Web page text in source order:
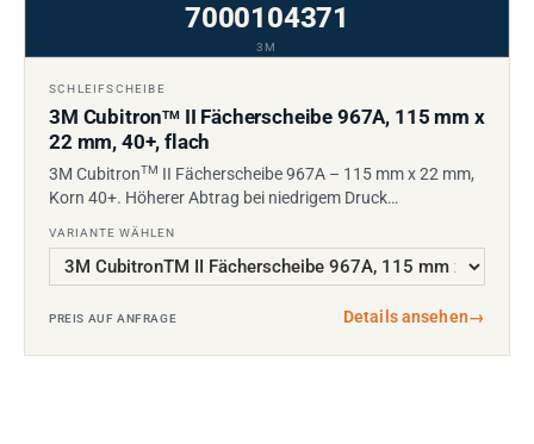
7000104371
3M
SCHLEIFSCHEIBE
3M CubitronTMII Fächerscheibe 967A, 115 mm x
22 mm, 40+, flach
3M CubitronTM II Fächerscheibe 967A – 115 mm x 22 mm,
Korn 40+. Höherer Abtrag bei niedrigem Druck…
VARIANTE WÄHLEN
PREIS AUF ANFRAGE Details ansehen→